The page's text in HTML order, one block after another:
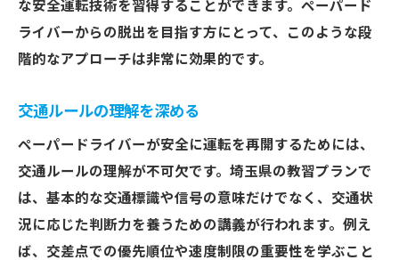
な安全運転技術を習得することができます。ペーパード
ライバーからの脱出を目指す方にとって、このような段
階的なアプローチは非常に効果的です。
交通ルールの理解を深める
ペーパードライバーが安全に運転を再開するためには、
交通ルールの理解が不可欠です。埼玉県の教習プランで
は、基本的な交通標識や信号の意味だけでなく、交通状
況に応じた判断力を養うための講義が行われます。例え
ば、交差点での優先順位や速度制限の重要性を学ぶこと